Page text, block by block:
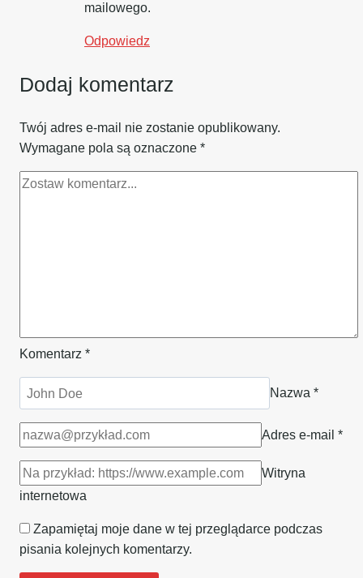
mailowego.
Odpowiedz
Dodaj komentarz
Twój adres e-mail nie zostanie opublikowany.
Wymagane pola są oznaczone *
Komentarz *
Nazwa *
Adres e-mail *
Witryna
internetowa
Zapamiętaj moje dane w tej przeglądarce podczas
pisania kolejnych komentarzy.